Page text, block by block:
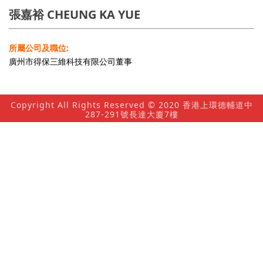
張嘉裕 CHEUNG KA YUE
所屬公司及職位:
廣州市得保三維科技有限公司董事
Copyright All Rights Reserved © 2020 香港上環德輔道中
287-291號長達大廈7樓